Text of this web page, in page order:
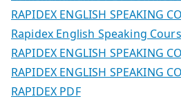
RAPIDEX ENGLISH SPEAKING
Rapidex English Speaking
RAPIDEX ENGLISH SPEAKING
RAPIDEX ENGLISH SPEAKING
RAPIDEX PDF